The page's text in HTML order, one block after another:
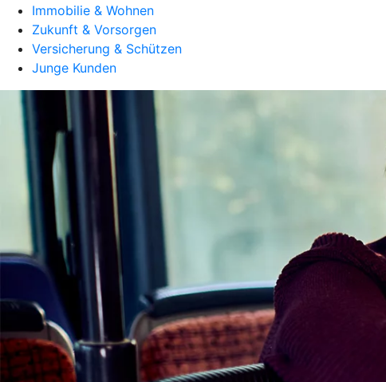
Immobilie & Wohnen
Zukunft & Vorsorgen
Versicherung & Schützen
Junge Kunden